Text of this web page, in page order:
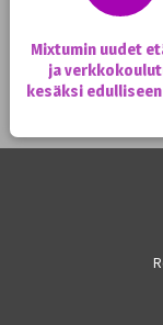
Mixtumin uudet
ja
kesäksi